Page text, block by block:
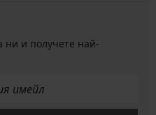
ни и получете най-